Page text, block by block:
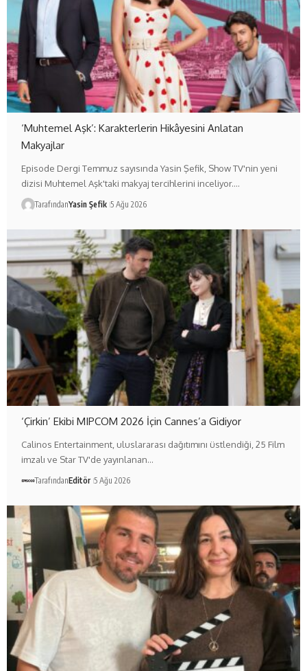
‘Muhtemel Aşk’: Karakterlerin Hikâyesini Anlatan
Makyajlar
Episode Dergi Temmuz sayısında Yasin Şefik, Show TV'nin yeni
dizisi Muhtemel Aşk'taki makyaj tercihlerini inceliyor.…
TarafındanYasin Şefik 5 Ağu 2026
‘Çirkin’ Ekibi MIPCOM 2026 İçin Cannes’a Gidiyor
Calinos Entertainment, uluslararası dağıtımını üstlendiği, 25 Film
imzalı ve Star TV'de yayınlanan…
TarafındanEditör 5 Ağu 2026